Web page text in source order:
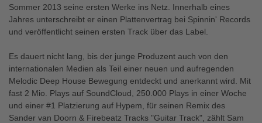
Sommer 2013 seine ersten Werke ins Netz. Innerhalb eines
Jahres unterschreibt er einen Plattenvertrag bei Spinnin' Records
und veröffentlicht seinen ersten Track über das Label.
Es dauert nicht lang, bis der junge Produzent auch von den
internationalen Medien als Teil einer neuen und aufregenden
Melodic Deep House Bewegung entdeckt und anerkannt wird. Mit
fast 2 Mio. Plays auf SoundCloud, 250.000 Plays in einer Woche
und einer #1 Platzierung auf Hypem, für seinen Remix des
Sander van Doorn & Firebeatz Tracks "Guitar Track", zählt Sam